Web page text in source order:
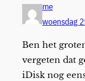
me
woensdag
Ben het
vergeten dat
iDisk nog